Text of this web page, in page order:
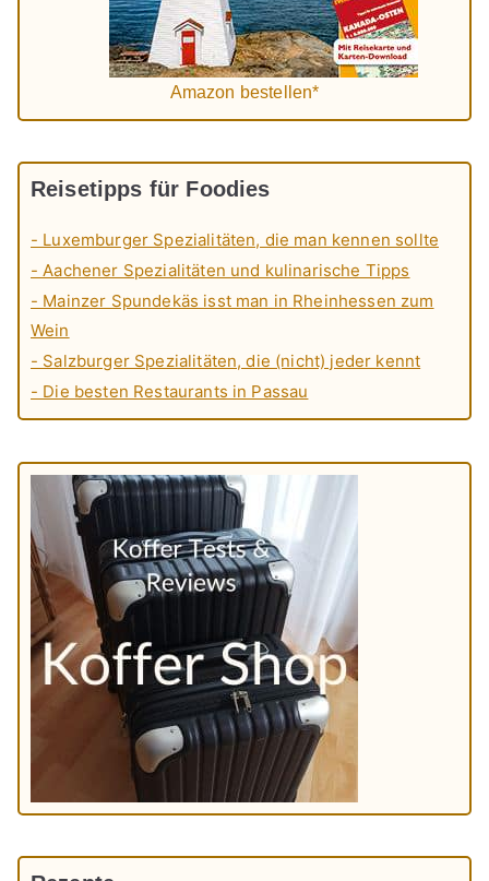
Amazon bestellen*
Reisetipps für Foodies
- Luxemburger Spezialitäten, die man kennen sollte
- Aachener Spezialitäten und kulinarische Tipps
- Mainzer Spundekäs isst man in Rheinhessen zum
Wein
- Salzburger Spezialitäten, die (nicht) jeder kennt
- Die besten Restaurants in Passau